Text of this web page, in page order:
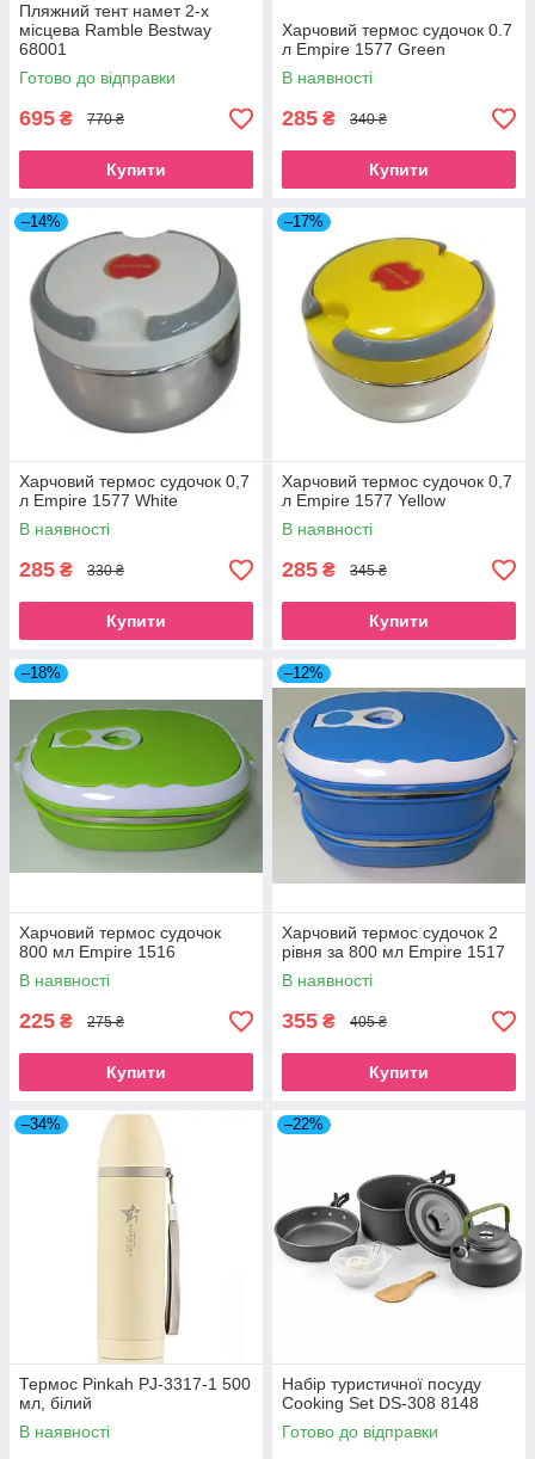
Пляжний тент намет 2-х
місцева Ramble Bestway
68001
Готово до відправки
695 ₴ 770 ₴
Купити
Харчовий термос судочок 0.7
л Empire 1577 Green
В наявності
285 ₴ 340 ₴
Купити
–14%
Харчовий термос судочок 0,7
л Empire 1577 White
В наявності
285 ₴ 330 ₴
Купити
–17%
Харчовий термос судочок 0,7
л Empire 1577 Yellow
В наявності
285 ₴ 345 ₴
Купити
–18%
Харчовий термос судочок
800 мл Empire 1516
В наявності
225 ₴ 275 ₴
Купити
–12%
Харчовий термос судочок 2
рівня за 800 мл Empire 1517
В наявності
355 ₴ 405 ₴
Купити
–34%
Термос Pinkah PJ-3317-1 500
мл, білий
В наявності
–22%
Набір туристичної посуду
Cooking Set DS-308 8148
Готово до відправки